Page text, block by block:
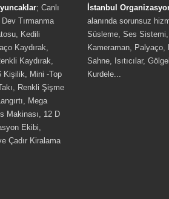
; Canlı
Tırmanma
Kedili
Kaydırak,
Kaydırak,
Kişilik, Mini -Top
Renkli Şişme
Mega
Makinası, 12 D
Ekibi,
Çadır Kiralama
İstanbul
alanında sorunsuz
Süsleme, Ses
Kameraman, Palyaço,
Sahne, Isıtıcılar,
Kurdele...